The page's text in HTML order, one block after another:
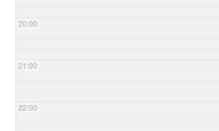
20:00
21:00
22:00